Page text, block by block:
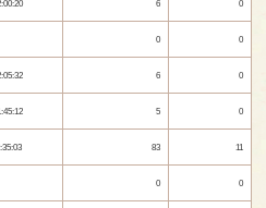
6 0
0 0
6 0
5 0
83 11
0 0